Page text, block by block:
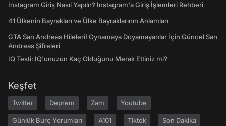
Instagram Giriş Nasıl Yapılır? Instagram'a Giriş İşlemleri Rehberi
41 Ülkenin Bayrakları ve Ülke Bayraklarının Anlamları
GTA San Andreas Hileleri! Oynamaya Doyamayanlar İçin Güncel San
Andreas Şifreleri
IQ Testi: IQ'unuzun Kaç Olduğunu Merak Ettiniz mi?
Keşfet
Twitter Deprem Zam Youtube
Günlük Burç Yorumları A101 Tiktok Son Dakika